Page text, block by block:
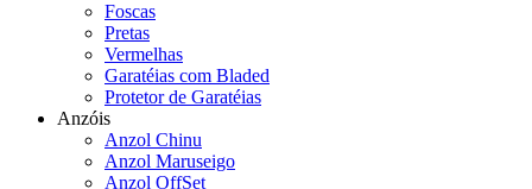
Foscas
Pretas
Vermelhas
Garatéias com Bladed
Protetor de Garatéias
Anzóis
Anzol Chinu
Anzol Maruseigo
Anzol OffSet